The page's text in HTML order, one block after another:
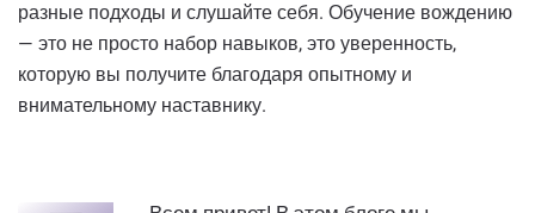
разные подходы и слушайте себя. Обучение вождению
— это не просто набор навыков, это уверенность,
которую вы получите благодаря опытному и
внимательному наставнику.